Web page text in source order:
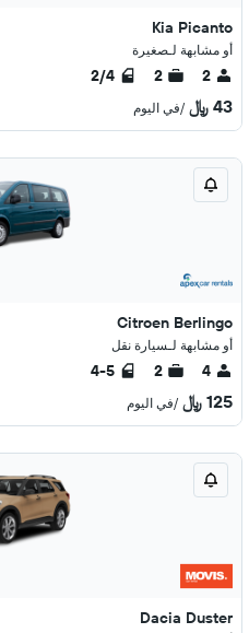
Kia Picanto
أو مشابهة لـصغيرة
2
2
2/4
43 ﷼ /في اليوم
Citroen Berlingo
أو مشابهة لـسيارة نقل
4
2
4-5
125 ﷼ /في اليوم
Dacia Duster